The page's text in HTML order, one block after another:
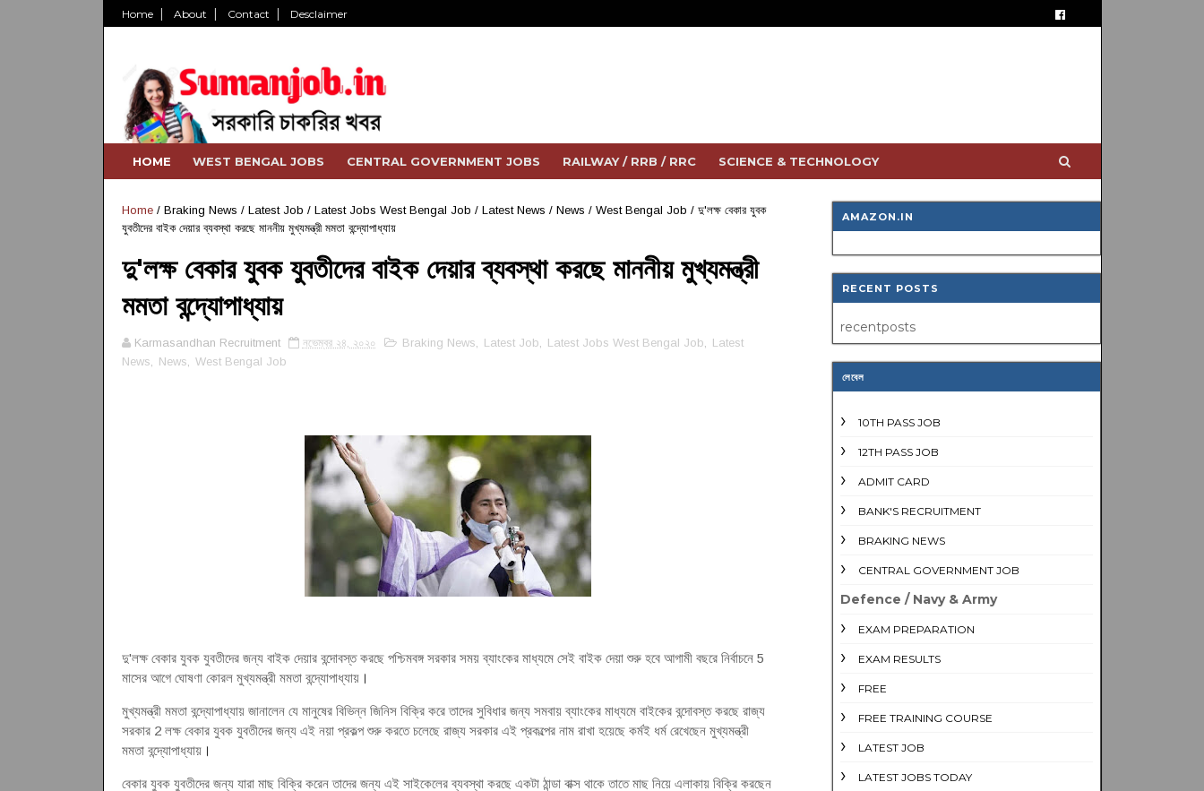
Home About Contact Desclaimer
HOME WEST BENGAL JOBS CENTRAL GOVERNMENT JOBS RAILWAY / RRB / RRC SCIENCE & TECHNOLOGY
Home/ Braking News / Latest Job / Latest Jobs West Bengal Job / Latest News / News / West Bengal Job / দু'লক্ষ বেকার যুবক
যুবতীদের বাইক দেয়ার ব্যবস্থা করছে মাননীয় মুখ্যমন্ত্রী মমতা বন্দ্যোপাধ্যায়
দু'লক্ষ বেকার যুবক যুবতীদের বাইক দেয়ার ব্যবস্থা করছে মাননীয় মুখ্যমন্ত্রী
মমতা বন্দ্যোপাধ্যায়
Karmasandhan Recruitment নভেম্বর ২৪, ২০২০ Braking News, Latest Job, Latest Jobs West Bengal Job, Latest
News, News, West Bengal Job
দু'লক্ষ বেকার যুবক যুবতীদের জন্য বাইক দেয়ার বন্দোবস্ত করছে পশ্চিমবঙ্গ সরকার সময় ব্যাংকের মাধ্যমে সেই বাইক দেয়া শুরু হবে আগামী বছরে নির্বাচনে 5
মাসের আগে ঘোষণা কোরল মুখ্যমন্ত্রী মমতা বন্দ্যোপাধ্যায়।
মুখ্যমন্ত্রী মমতা বন্দ্যোপাধ্যায় জানালেন যে মানুষের বিভিন্ন জিনিস বিক্রি করে তাদের সুবিধার জন্য সমবায় ব্যাংকের মাধ্যমে বাইকের বন্দোবস্ত করছে রাজ্য
সরকার 2 লক্ষ বেকার যুবক যুবতীদের জন্য এই নয়া প্রকল্প শুরু করতে চলেছে রাজ্য সরকার এই প্রকল্পের নাম রাখা হয়েছে কর্মই ধর্ম রেখেছেন মুখ্যমন্ত্রী
মমতা বন্দ্যোপাধ্যায়।
বেকার যুবক যুবতীদের জন্য যারা মাছ বিক্রি করেন তাদের জন্য এই সাইকেলের ব্যবস্থা করছে একটা ঠান্ডা বাক্স থাকে তাতে মাছ নিয়ে এলাকায় বিক্রি করছেন
AMAZON.IN
RECENT POSTS
recentposts
লেবেল
10TH PASS JOB
12TH PASS JOB
ADMIT CARD
BANK'S RECRUITMENT
BRAKING NEWS
CENTRAL GOVERNMENT JOB
Defence / Navy & Army
EXAM PREPARATION
EXAM RESULTS
FREE
FREE TRAINING COURSE
LATEST JOB
LATEST JOBS TODAY